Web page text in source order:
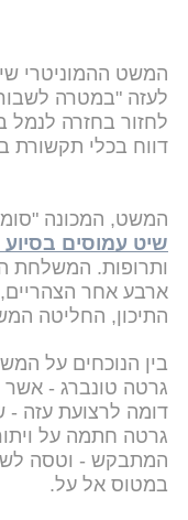
המשט ההמוניטרי
לעזה "במטרה
לחזור בחזרה לנמל
דווח בכלי תקשורת
המשט, המכונה
שיט עמוסים בסיוע
ותרופות. המשלחת
ארבע אחר
התיכון, החליטה
בין הנוכחים על
גרטה טונברג - אשר
גרטה חתמה על
המתבקש - וטסה
במטוס אל על.